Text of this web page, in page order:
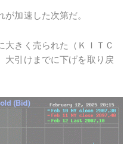
加速した次第だ。
大きく売られた（ＫＩＴＣ
大引けまでに下げを取り戻